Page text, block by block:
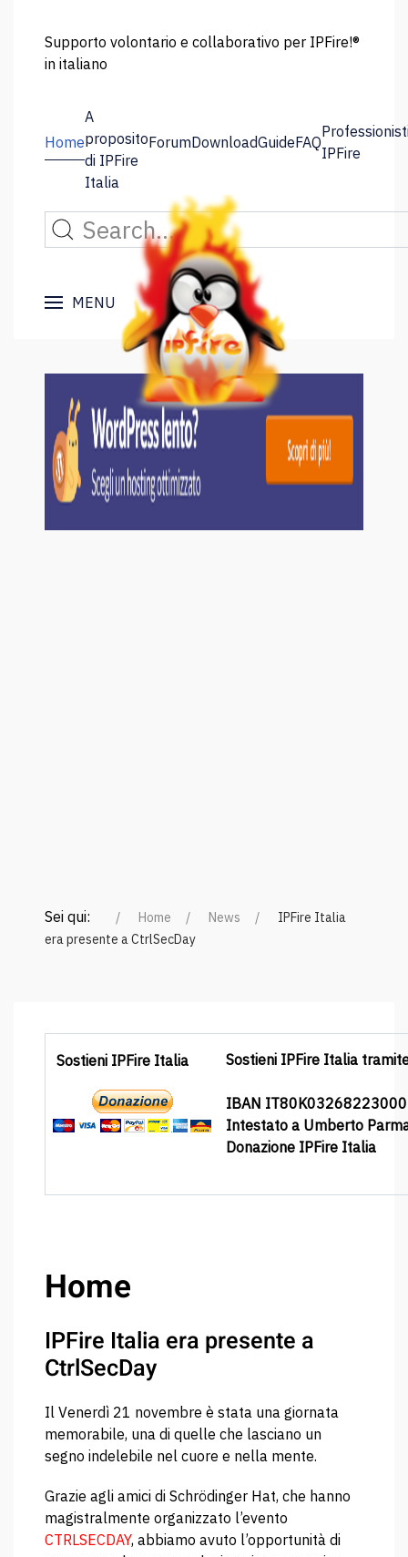
Supporto volontario e collaborativo per IPFire!®
in italiano
Home
A
proposito
di IPFire
Italia
ForumDownloadGuideFAQ
IPFire
MENU
Sei qui: Home News
IPFire Italia
era presente a CtrlSecDay
Sostieni IPFire Italia Sostieni IPFire Italia
IBAN
Intestato a Umberto
Donazione IPFire Italia
Home
IPFire Italia era presente a
CtrlSecDay
Il Venerdì 21 novembre è stata una giornata
memorabile, una di quelle che lasciano un
segno indelebile nel cuore e nella mente.
Grazie agli amici di Schrödinger Hat, che hanno
magistralmente organizzato l’evento
CTRLSECDAY, abbiamo avuto l’opportunità di